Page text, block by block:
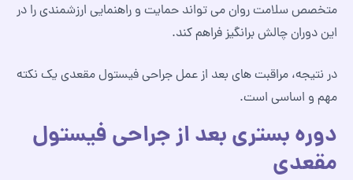
متخصص سلامت روان می تواند حمایت و راهنمایی ارزشمندی را در
این دوران چالش برانگیز فراهم کند.
در نتیجه، مراقبت های بعد از عمل جراحی فیستول مقعدی یک نکته
مهم و اساسی است.
دوره بستری بعد از جراحی فیستول
مقعدی